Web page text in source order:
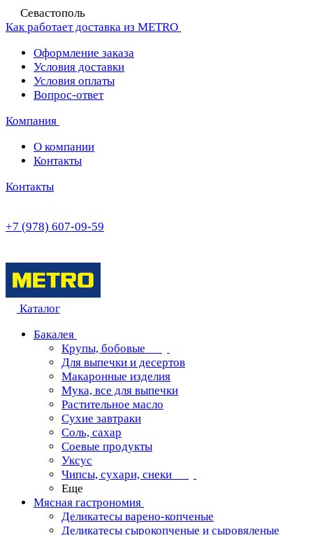
Севастополь
Как работает доставка из METRO
Оформление заказа
Условия доставки
Условия оплаты
Вопрос-ответ
Компания
О компании
Контакты
Контакты
+7 (978) 607-09-59
Каталог
Бакалея
Крупы, бобовые
Для выпечки и десертов
Макаронные изделия
Мука, все для выпечки
Растительное масло
Сухие завтраки
Соль, сахар
Соевые продукты
Уксус
Чипсы, сухари, снеки
Еще
Мясная гастрономия
Деликатесы варено-копченые
Деликатесы сырокопченые и сыровяленые